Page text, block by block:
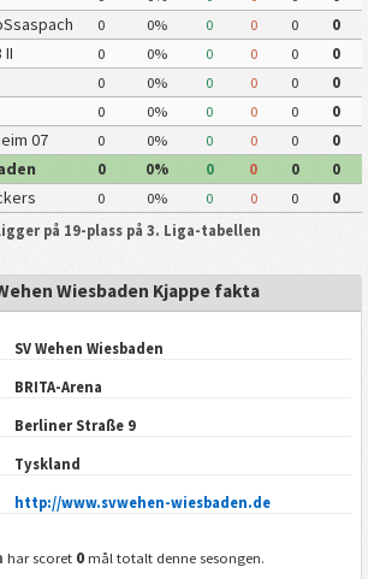
0 0% 0 0 0
0
0 0% 0 0 0
0
0 0% 0 0 0
0
0 0% 0 0 0
0
07 0 0% 0 0 0
0
0 0% 0 0 0
0
0 0% 0 0 0
0
på 19-plass på 3. Liga-tabellen
Wiesbaden Kjappe fakta
SV Wehen Wiesbaden
BRITA-Arena
Berliner Straße 9
Tyskland
http://www.svwehen-wiesbaden.de
har scoret 0 mål totalt denne sesongen.